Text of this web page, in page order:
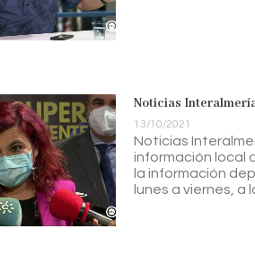
Noticias
13/10/2021
Noticias
información local
la información
lunes a viernes, a